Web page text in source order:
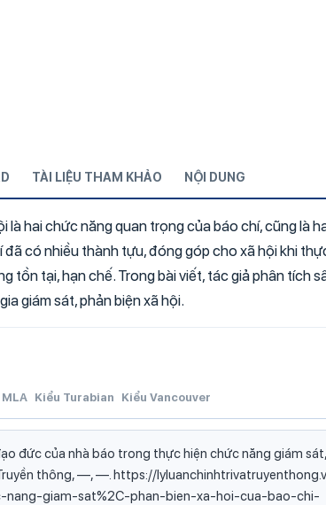
TÀI LIỆU THAM KHẢO NỘI DUNG
là hai chức năng quan trọng của báo chí, cũng là
đã có nhiều thành tựu, đóng góp cho xã hội khi
tồn tại, hạn chế. Trong bài viết, tác giả phân tích
giám sát, phản biện xã hội.
MLA Kiểu Turabian Kiểu Vancouver
đức của nhà báo trong thực hiện chức năng giám
thông, —, —. https://
giam-sat%2C-phan-bien-xa-hoi-cua-bao-chi-